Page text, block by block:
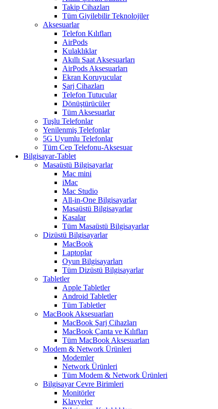
Takip Cihazları
Tüm Giyilebilir Teknolojiler
Aksesuarlar
Telefon Kılıfları
AirPods
Kulaklıklar
Akıllı Saat Aksesuarları
AirPods Aksesuarları
Ekran Koruyucular
Şarj Cihazları
Telefon Tutucular
Dönüştürücüler
Tüm Aksesuarlar
Tuşlu Telefonlar
Yenilenmiş Telefonlar
5G Uyumlu Telefonlar
Tüm Cep Telefonu-Aksesuar
Bilgisayar-Tablet
Masaüstü Bilgisayarlar
Mac mini
iMac
Mac Studio
All-in-One Bilgisayarlar
Masaüstü Bilgisayarlar
Kasalar
Tüm Masaüstü Bilgisayarlar
Dizüstü Bilgisayarlar
MacBook
Laptoplar
Oyun Bilgisayarları
Tüm Dizüstü Bilgisayarlar
Tabletler
Apple Tabletler
Android Tabletler
Tüm Tabletler
MacBook Aksesuarları
MacBook Şarj Cihazları
MacBook Çanta ve Kılıfları
Tüm MacBook Aksesuarları
Modem & Network Ürünleri
Modemler
Network Ürünleri
Tüm Modem & Network Ürünleri
Bilgisayar Çevre Birimleri
Monitörler
Klavyeler